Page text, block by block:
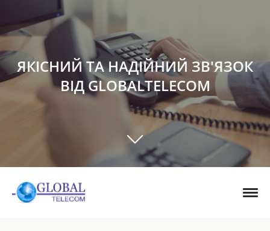
ЯКІСНИЙ ТА НАДІЙНИЙ ЗВ'ЯЗОК
ВІД GLOBALTELECOM